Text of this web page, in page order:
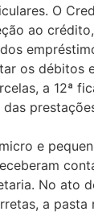
O
ao
os débitos
a 12ª
micro e
No ato
a